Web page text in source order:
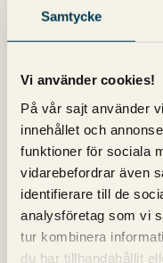
Samtycke
Vi använder cookies!
På vår sajt använder vi
innehållet och
funktioner för sociala
vidarebefordrar även
identifierare till de
analysföretag som vi
tur kombinera
du har tillhandahållit
YouTube-komponent.
sälja annonsutrymme
Inte bara
Youtube erbjuder inte
annonsering, du kan
synas organiskt på
till stora delar om
som är specifika för